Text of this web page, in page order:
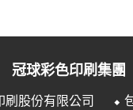
冠球彩色印刷集團
刷股份有限公司
⬥